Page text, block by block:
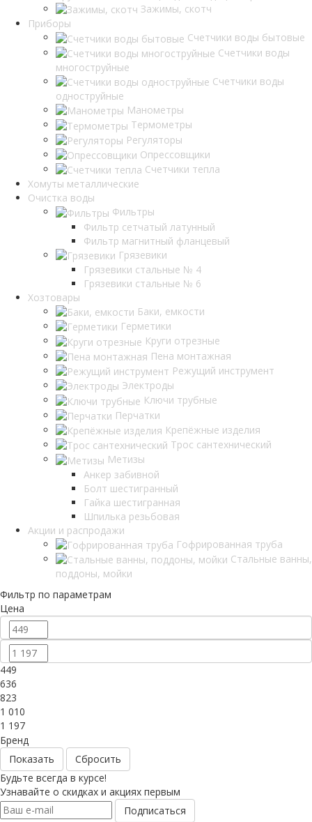
Зажимы, скотч
Приборы
Счетчики воды бытовые
Счетчики воды
многоструйные
Счетчики воды
одноструйные
Манометры
Термометры
Регуляторы
Опрессовщики
Счетчики тепла
Хомуты металлические
Очистка воды
Фильтры
Фильтр сетчатый латунный
Фильтр магнитный фланцевый
Грязевики
Грязевики стальные № 4
Грязевики стальные № 6
Хозтовары
Баки, емкости
Герметики
Круги отрезные
Пена монтажная
Режущий инструмент
Электроды
Ключи трубные
Перчатки
Крепёжные изделия
Трос сантехнический
Метизы
Анкер забивной
Болт шестигранный
Гайка шестигранная
Шпилька резьбовая
Акции и распродажи
Гофрированная труба
Стальные ванны,
поддоны, мойки
Фильтр по параметрам
Цена
449
636
823
1 010
1 197
Бренд
Сбросить
Будьте всегда в курсе!
Узнавайте о скидках и акциях первым